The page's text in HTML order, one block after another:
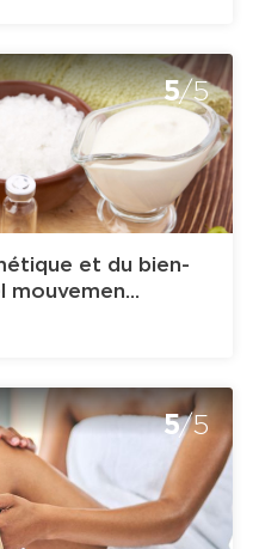
5/5
et du bien-
5/5